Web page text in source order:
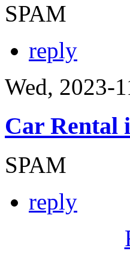
SPAM
reply
Wed, 2023-
Car Rental
SPAM
reply